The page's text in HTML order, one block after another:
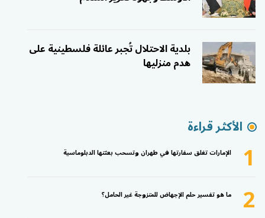
بلدية الاحتلال تُجبر عائلة فلسطينية على
هدم منزليها
الأكثر قراءة
1 الإمارات تغلق سفارتها في طهران وتسحب بعثتها الدبلوماسية
2 ما هو تفسير حلم الإجهاض للمتزوجة غير الحامل؟